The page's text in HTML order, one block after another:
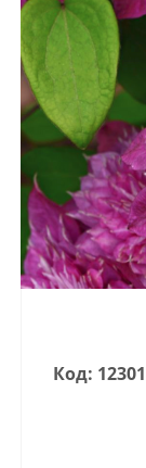
Код: 12301